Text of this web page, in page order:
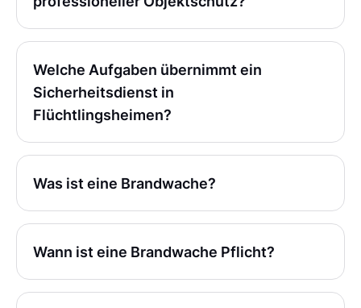
Welche Aufgaben übernimmt ein
Sicherheitsdienst in
Flüchtlingsheimen?
Was ist eine Brandwache?
Wann ist eine Brandwache Pflicht?